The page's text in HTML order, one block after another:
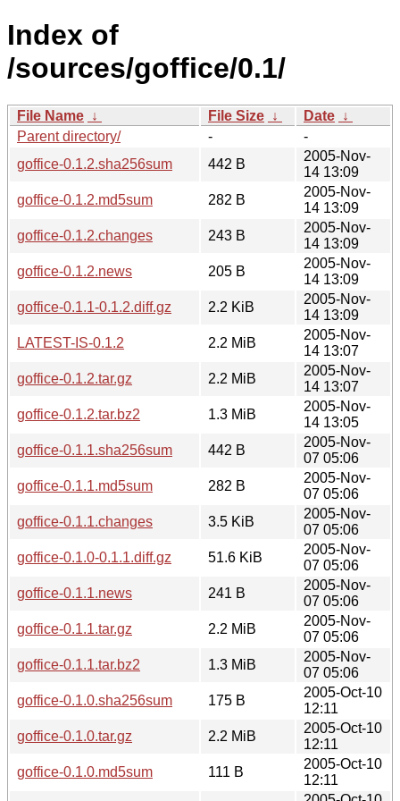
Index of
/sources/goffice/0.1/
File Name ↓ File Size ↓ Date ↓
Parent directory/
-
-
goffice-0.1.2.sha256sum
442 B
2005-Nov-
14 13:09
goffice-0.1.2.md5sum
282 B
2005-Nov-
14 13:09
goffice-0.1.2.changes
243 B
2005-Nov-
14 13:09
goffice-0.1.2.news
205 B
2005-Nov-
14 13:09
goffice-0.1.1-0.1.2.diff.gz
2.2 KiB
2005-Nov-
14 13:09
LATEST-IS-0.1.2
2.2 MiB
2005-Nov-
14 13:07
goffice-0.1.2.tar.gz
2.2 MiB
2005-Nov-
14 13:07
goffice-0.1.2.tar.bz2
1.3 MiB
2005-Nov-
14 13:05
goffice-0.1.1.sha256sum
442 B
2005-Nov-
07 05:06
goffice-0.1.1.md5sum
282 B
2005-Nov-
07 05:06
goffice-0.1.1.changes
3.5 KiB
2005-Nov-
07 05:06
goffice-0.1.0-0.1.1.diff.gz
51.6 KiB
2005-Nov-
07 05:06
goffice-0.1.1.news
241 B
2005-Nov-
07 05:06
goffice-0.1.1.tar.gz
2.2 MiB
2005-Nov-
07 05:06
goffice-0.1.1.tar.bz2
1.3 MiB
2005-Nov-
07 05:06
goffice-0.1.0.sha256sum
175 B
2005-Oct-10
12:11
goffice-0.1.0.tar.gz
2.2 MiB
2005-Oct-10
12:11
goffice-0.1.0.md5sum
111 B
2005-Oct-10
12:11